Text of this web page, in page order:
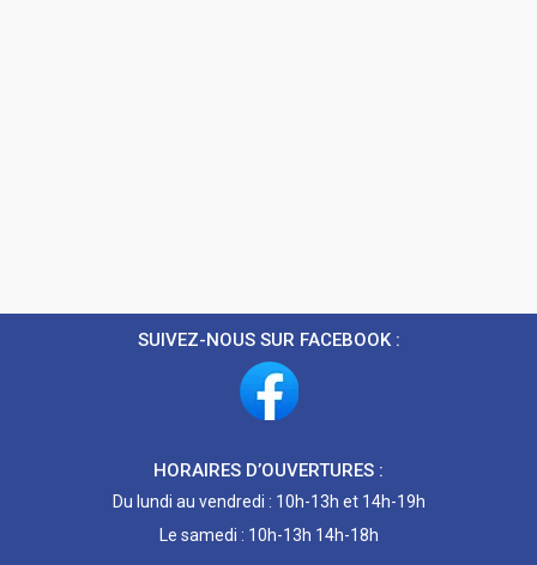
SUIVEZ-NOUS SUR FACEBOOK :
HORAIRES D’OUVERTURES :
Du lundi au vendredi : 10h-13h et 14h-19h
Le samedi : 10h-13h 14h-18h